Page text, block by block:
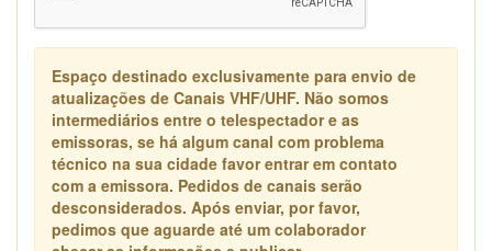
Espaço destinado exclusivamente para envio de
atualizações de Canais VHF/UHF. Não somos
intermediários entre o telespectador e as
emissoras, se há algum canal com problema
técnico na sua cidade favor entrar em contato
com a emissora. Pedidos de canais serão
desconsiderados. Após enviar, por favor,
pedimos que aguarde até um colaborador